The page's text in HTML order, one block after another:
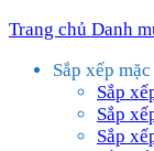
Trang chủ Danh
Sắp xếp
Sắp
Sắp
Sắp